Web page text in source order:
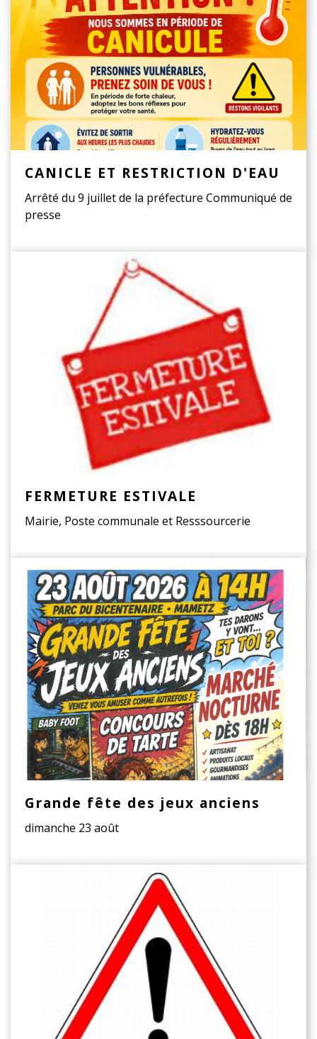
CANICLE ET RESTRICTION D'EAU
Arrêté du 9 juillet de la préfecture Communiqué de
presse
FERMETURE ESTIVALE
Mairie, Poste communale et Resssourcerie
Grande fête des jeux anciens
dimanche 23 août